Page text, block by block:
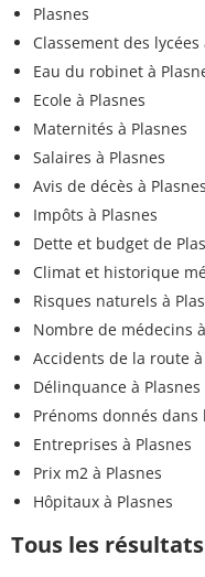
Plasnes
Classement des lycées
Eau du robinet à
Ecole à Plasnes
Maternités à Plasnes
Salaires à Plasnes
Avis de décès à Plasnes
Impôts à Plasnes
Dette et budget de
Climat et historique
Risques naturels à
Nombre de médecins
Accidents de la route à
Délinquance à Plasnes
Prénoms donnés dans
Entreprises à Plasnes
Prix m2 à Plasnes
Hôpitaux à Plasnes
Tous les